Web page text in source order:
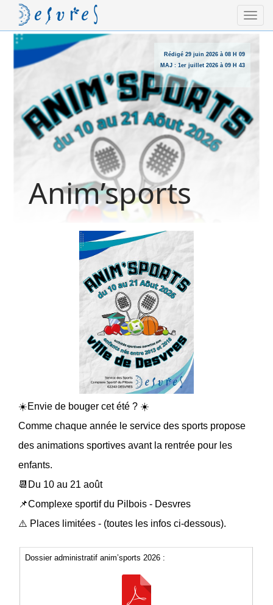
Rédigé 29 juin 2026 à 08 H 09
MAJ : 1er juillet 2026 à 09 H 43
Anim’sports
☀️Envie de bouger cet été ? ☀️
Comme chaque année le service des sports propose
des animations sportives avant la rentrée pour les
enfants.
📆Du 10 au 21 août
📌Complexe sportif du Pilbois - Desvres
⚠️ Places limitées - (toutes les infos ci-dessous).
Dossier administratif anim’sports 2026 :